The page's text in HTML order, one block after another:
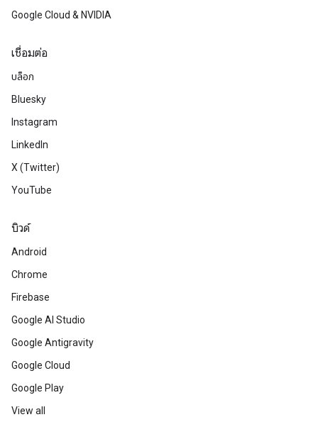
Google Cloud & NVIDIA
เชื่อมต่อ
บล็อก
Bluesky
Instagram
LinkedIn
X (Twitter)
YouTube
บิวด์
Android
Chrome
Firebase
Google AI Studio
Google Antigravity
Google Cloud
Google Play
View all